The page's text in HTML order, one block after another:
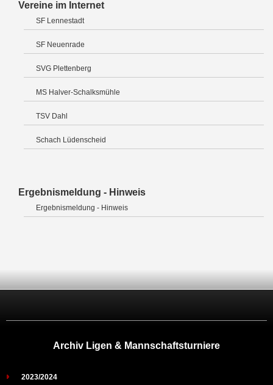
Vereine im Internet
SF Lennestadt
SF Neuenrade
SVG Plettenberg
MS Halver-Schalksmühle
TSV Dahl
Schach Lüdenscheid
Ergebnismeldung - Hinweis
Ergebnismeldung - Hinweis
Archiv Ligen & Mannschaftsturniere
2023/2024